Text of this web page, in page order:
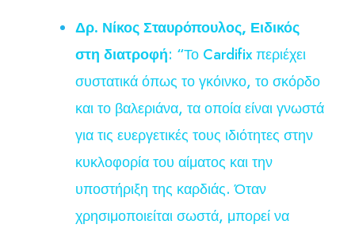
Δρ. Νίκος Σταυρόπουλος, Ειδικός
στη διατροφή: “Το Cardifix περιέχει
συστατικά όπως το γκόινκο, το σκόρδο
και το βαλεριάνα, τα οποία είναι γνωστά
για τις ευεργετικές τους ιδιότητες στην
κυκλοφορία του αίματος και την
υποστήριξη της καρδιάς. Όταν
χρησιμοποιείται σωστά, μπορεί να